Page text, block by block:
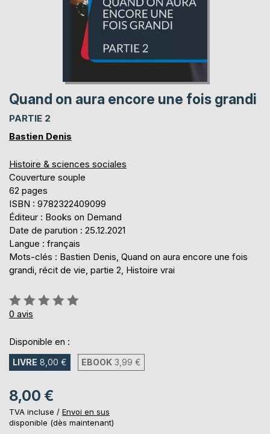
Quand on aura encore une fois grandi
PARTIE 2
Bastien Denis
Histoire & sciences sociales
Couverture souple
62 pages
ISBN : 9782322409099
Éditeur : Books on Demand
Date de parution : 25.12.2021
Langue : français
Mots-clés : Bastien Denis, Quand on aura encore une fois
grandi, récit de vie, partie 2, Histoire vrai
Évaluation:
0%
0 avis
Disponible en :
LIVRE 8,00 € EBOOK 3,99 €
8,00 €
TVA incluse / Envoi en sus
disponible (dès maintenant)